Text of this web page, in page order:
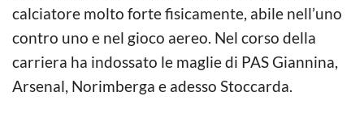
calciatore molto forte fisicamente, abile nell’uno
contro uno e nel gioco aereo. Nel corso della
carriera ha indossato le maglie di PAS Giannina,
Arsenal, Norimberga e adesso Stoccarda.